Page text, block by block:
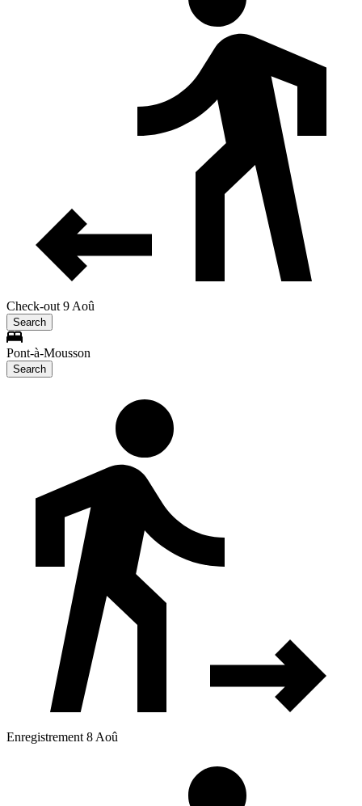
Check-out 9 Aoû
Search
Pont-à-Mousson
Search
Enregistrement 8 Aoû